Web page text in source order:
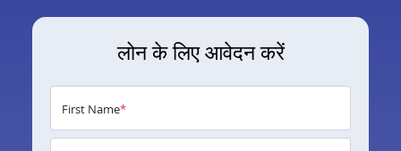
लोन के लिए आवेदन करें
First Name*